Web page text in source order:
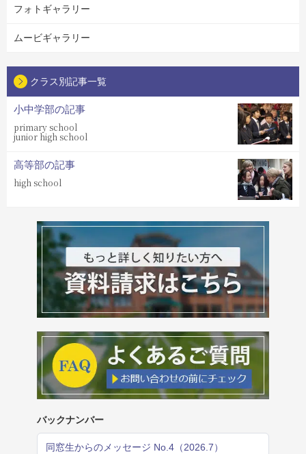
フォトギャラリー
ムービギャラリー
クラス別記事一覧
小中学部の記事
primary school
junior high school
高等部の記事
high school
バックナンバー
同窓生からのメッセージ No.4（2026.7）